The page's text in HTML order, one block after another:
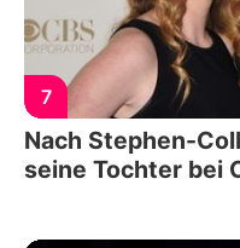
7
Nach Stephen-
seine Tochter bei